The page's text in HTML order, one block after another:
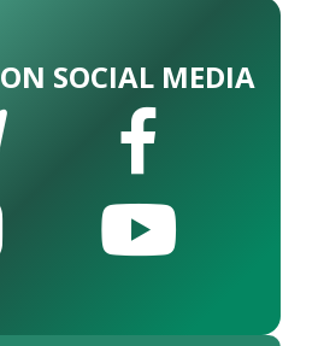
ON SOCIAL MEDIA